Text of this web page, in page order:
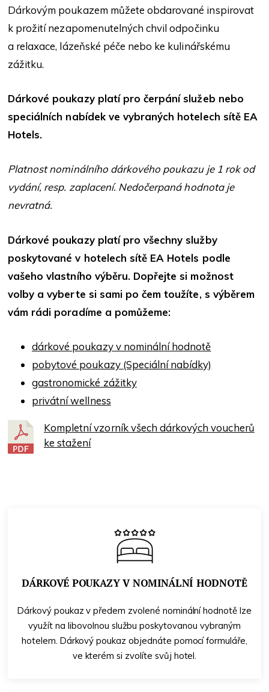
Dárkovým poukazem můžete obdarované inspirovat
k prožití nezapomenutelných chvil odpočinku
a relaxace, lázeňské péče nebo ke kulinářskému
zážitku.
Dárkové poukazy platí pro čerpání služeb nebo
speciálních nabídek ve vybraných hotelech sítě EA
Hotels.
Platnost nominálního dárkového poukazu je 1 rok od
vydání, resp. zaplacení. Nedočerpaná hodnota je
nevratná.
Dárkové poukazy platí pro všechny služby
poskytované v hotelech sítě EA Hotels podle
vašeho vlastního výběru. Dopřejte si možnost
volby a vyberte si sami po čem toužíte, s výběrem
vám rádi poradíme a pomůžeme:
dárkové poukazy v nominální hodnotě
pobytové poukazy (Speciální nabídky)
gastronomické zážitky
privátní wellness
Kompletní vzorník všech dárkových voucherů
ke stažení
DÁRKOVÉ POUKAZY V NOMINÁLNÍ HODNOTĚ
Dárkový poukaz v předem zvolené nominální hodnotě lze
využít na libovolnou službu poskytovanou vybraným
hotelem. Dárkový poukaz objednáte pomocí formuláře,
ve kterém si zvolíte svůj hotel.